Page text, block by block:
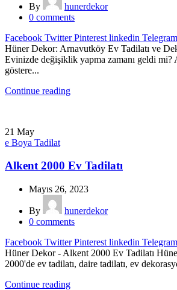
By
hunerdekor
0 comments
Facebook Twitter Pinterest linkedin Telegram
Hüner Dekor: Arnavutköy Ev Tadilatı ve
Evinizde değişiklik yapma zamanı geldi
göstere...
Continue reading
21 May
e Boya Tadilat
Alkent 2000 Ev Tadilatı
Mayıs 26, 2023
By
hunerdekor
0 comments
Facebook Twitter Pinterest linkedin Telegram
Hüner Dekor - Alkent 2000 Ev Tadilatı
2000'de ev tadilatı, daire tadilatı, ev
Continue reading